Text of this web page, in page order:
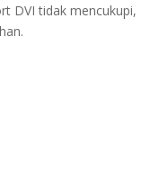
DVI tidak mencukupi,